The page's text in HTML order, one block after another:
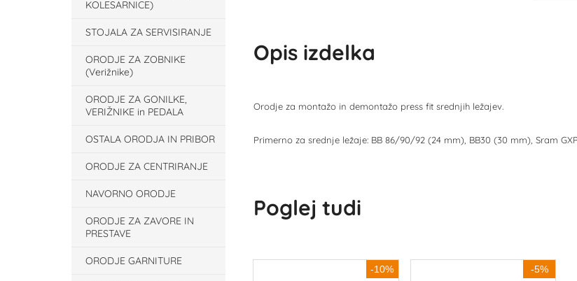
KOLESARNICE)
STOJALA ZA SERVISIRANJE
ORODJE ZA ZOBNIKE
(Verižnike)
ORODJE ZA GONILKE,
VERIŽNIKE in PEDALA
OSTALA ORODJA IN PRIBOR
ORODJE ZA CENTRIRANJE
NAVORNO ORODJE
ORODJE ZA ZAVORE IN
PRESTAVE
ORODJE GARNITURE
Opis izdelka
Orodje za montažo in demontažo press fit srednjih ležajev.
Primerno za srednje ležaje: BB 86/90/92 (24 mm), BB30 (30 mm), Sram
Poglej tudi
-10% -5%